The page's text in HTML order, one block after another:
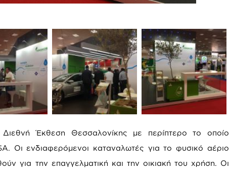
Έκθεση Θεσσαλονίκης με περίπτερο το οποίο
Οι ενδιαφερόμενοι καταναλωτές για το φυσικό αέριο
για την επαγγελματική και την οικιακή του χρήση. Οι